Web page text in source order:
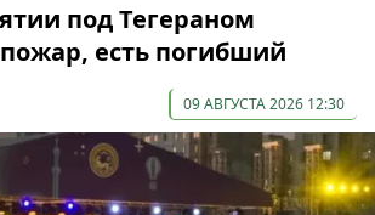
под Тегераном
есть погибший
09 АВГУСТА 2026 12:30